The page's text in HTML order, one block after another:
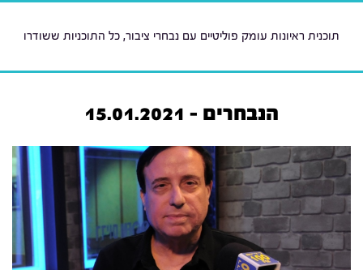
תוכנית ראיונות עומק פוליטיים עם נבחרי ציבור, כל התוכניות ששודרו
הנבחרים - 15.01.2021